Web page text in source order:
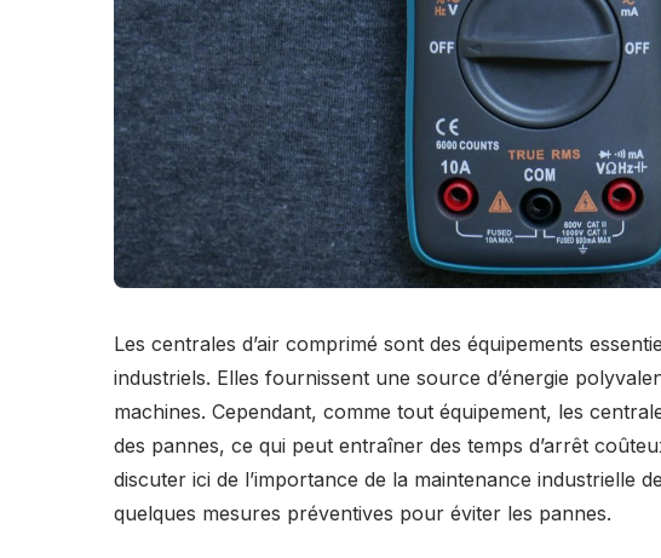
Les centrales d’air comprimé sont des équipements
industriels. Elles fournissent une source d’énergie
machines. Cependant, comme tout équipement, les
des pannes, ce qui peut entraîner des temps d’arrêt
discuter ici de l’importance de la maintenance industrielle
quelques mesures préventives pour éviter les pannes.